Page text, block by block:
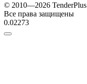
© 2010—2026 TenderPlus
Все права защищены
0.02273